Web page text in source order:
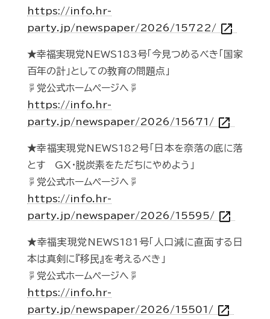
https://info.hr-
party.jp/newspaper/2026/15722/ open_in_new
★幸福実現党NEWS183号「今見つめるべき「国家
百年の計」としての教育の問題点」
☟党公式ホームページへ☟
https://info.hr-
party.jp/newspaper/2026/15671/ open_in_new
★幸福実現党NEWS182号「日本を奈落の底に落
とす GX・脱炭素をただちにやめよう」
☟党公式ホームページへ☟
https://info.hr-
party.jp/newspaper/2026/15595/ open_in_new
★幸福実現党NEWS181号「人口減に直面する日
本は真剣に『移民』を考えるべき」
☟党公式ホームページへ☟
https://info.hr-
party.jp/newspaper/2026/15501/ open_in_new